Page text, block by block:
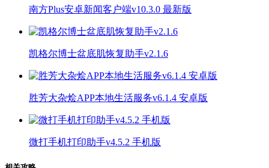
南方Plus安卓新闻客户端v10.3.0 最新版
凯格尔博士盆底肌恢复助手v2.1.6
胜芳大杂烩APP本地生活服务v6.1.4 安卓版
微打手机打印助手v4.5.2 手机版